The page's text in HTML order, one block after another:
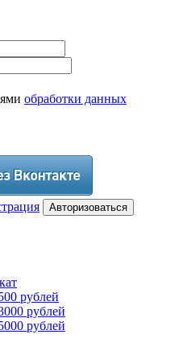
обработки данных
Авторизоваться
рублей
рублей
рублей